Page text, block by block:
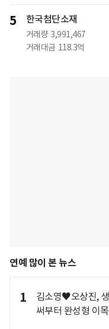
5 한국첨단소재
거래량 3,991,467
거래대금 118.3억
연예 많이 본 뉴스
1
김소영♥오상진,
써부터 완성형 이